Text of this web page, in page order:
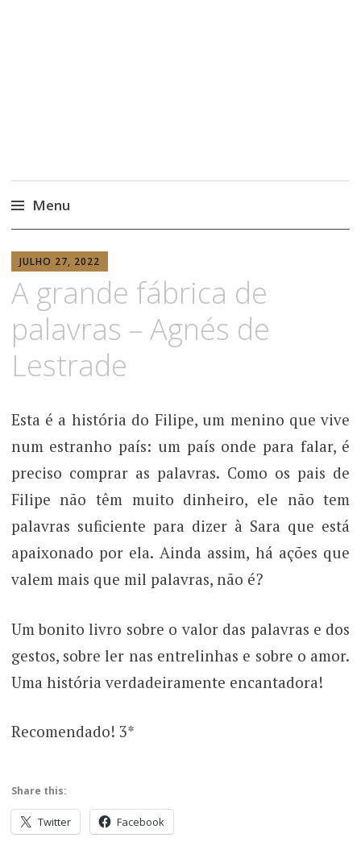
Menu
JULHO 27, 2022
A grande fábrica de
palavras – Agnés de
Lestrade
Esta é a história do Filipe, um menino que vive
num estranho país: um país onde para falar, é
preciso comprar as palavras. Como os pais de
Filipe não têm muito dinheiro, ele não tem
palavras suficiente para dizer à Sara que está
apaixonado por ela. Ainda assim, há ações que
valem mais que mil palavras, não é?
Um bonito livro sobre o valor das palavras e dos
gestos, sobre ler nas entrelinhas e sobre o amor.
Uma história verdadeiramente encantadora!
Recomendado! 3*
Share this:
Twitter Facebook